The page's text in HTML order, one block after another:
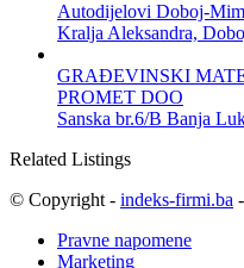
Autodijelovi Doboj-
Kralja Aleksandra,
GRAĐEVINSKI
PROMET DOO
Sanska br.6/B Banja
Related Listings
© Copyright - indeks-firmi.ba -
Pravne napomene
Marketing